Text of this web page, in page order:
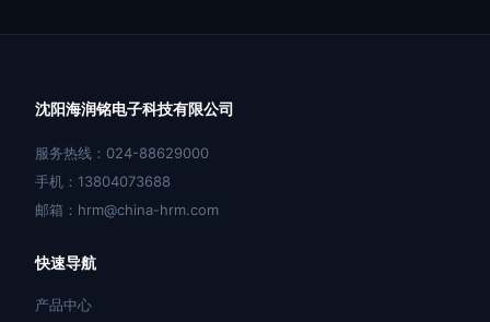
沈阳海润铭电子科技有限公司
服务热线：024-88629000
手机：13804073688
邮箱：hrm@china-hrm.com
快速导航
产品中心